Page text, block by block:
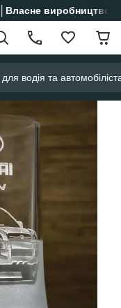
виробництво│
водія та